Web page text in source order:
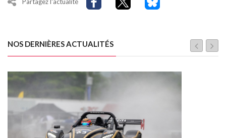
NOS DERNIÈRES ACTUALITÉS